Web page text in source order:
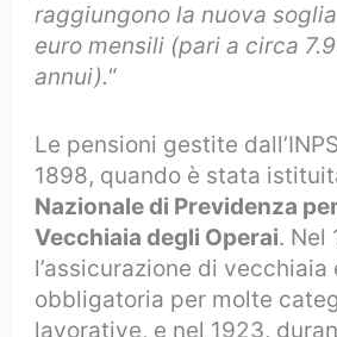
raggiungono la nuova
euro mensili (pari a circa
annui).“
Le pensioni gestite
1898, quando è stata
Nazionale di Previdenza
Vecchiaia degli Operai. Nel
l’assicurazione di vecchiaia
obbligatoria per molte
lavorative, e nel 1923,